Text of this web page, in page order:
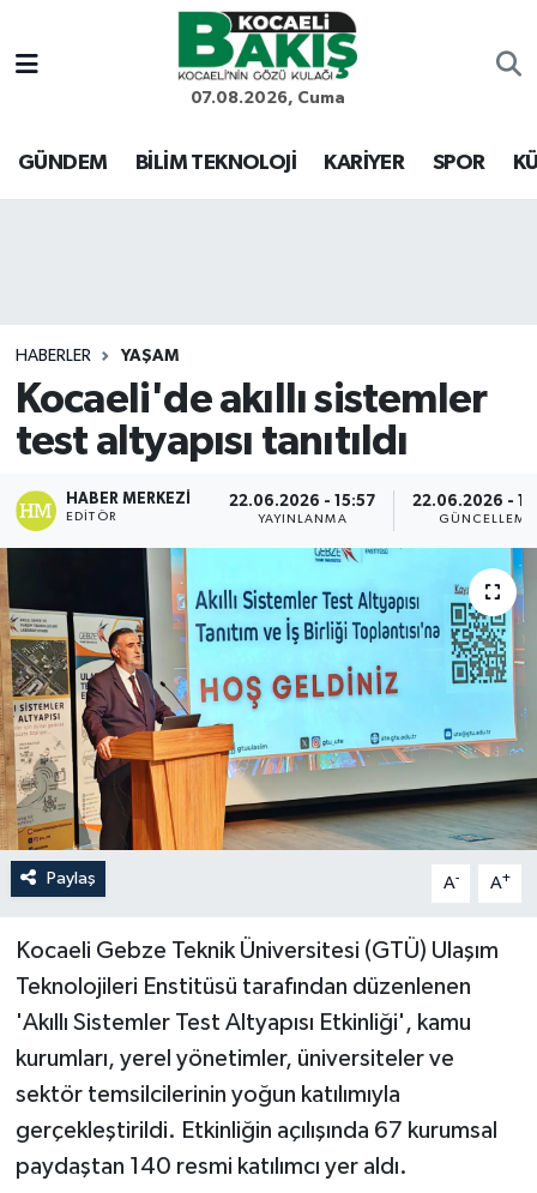
07.08.2026, Cuma
GÜNDEM BİLİM TEKNOLOJİ KARİYER SPOR
HABERLER YAŞAM
Kocaeli'de akıllı sistemler
test altyapısı tanıtıldı
HABER MERKEZI
EDITÖR
22.06.2026 - 15:57
YAYINLANMA
22.06.2026 -
GÜNCELLEME
Paylaş A- A+
Kocaeli Gebze Teknik Üniversitesi (GTÜ) Ulaşım
Teknolojileri Enstitüsü tarafından düzenlenen
'Akıllı Sistemler Test Altyapısı Etkinliği', kamu
kurumları, yerel yönetimler, üniversiteler ve
sektör temsilcilerinin yoğun katılımıyla
gerçekleştirildi. Etkinliğin açılışında 67 kurumsal
paydaştan 140 resmi katılımcı yer aldı.
Kocaeli Nöbetçi Eczaneler
Kocaeli Hava Durumu
Son Dakika Haberleri
Haber Arşivi